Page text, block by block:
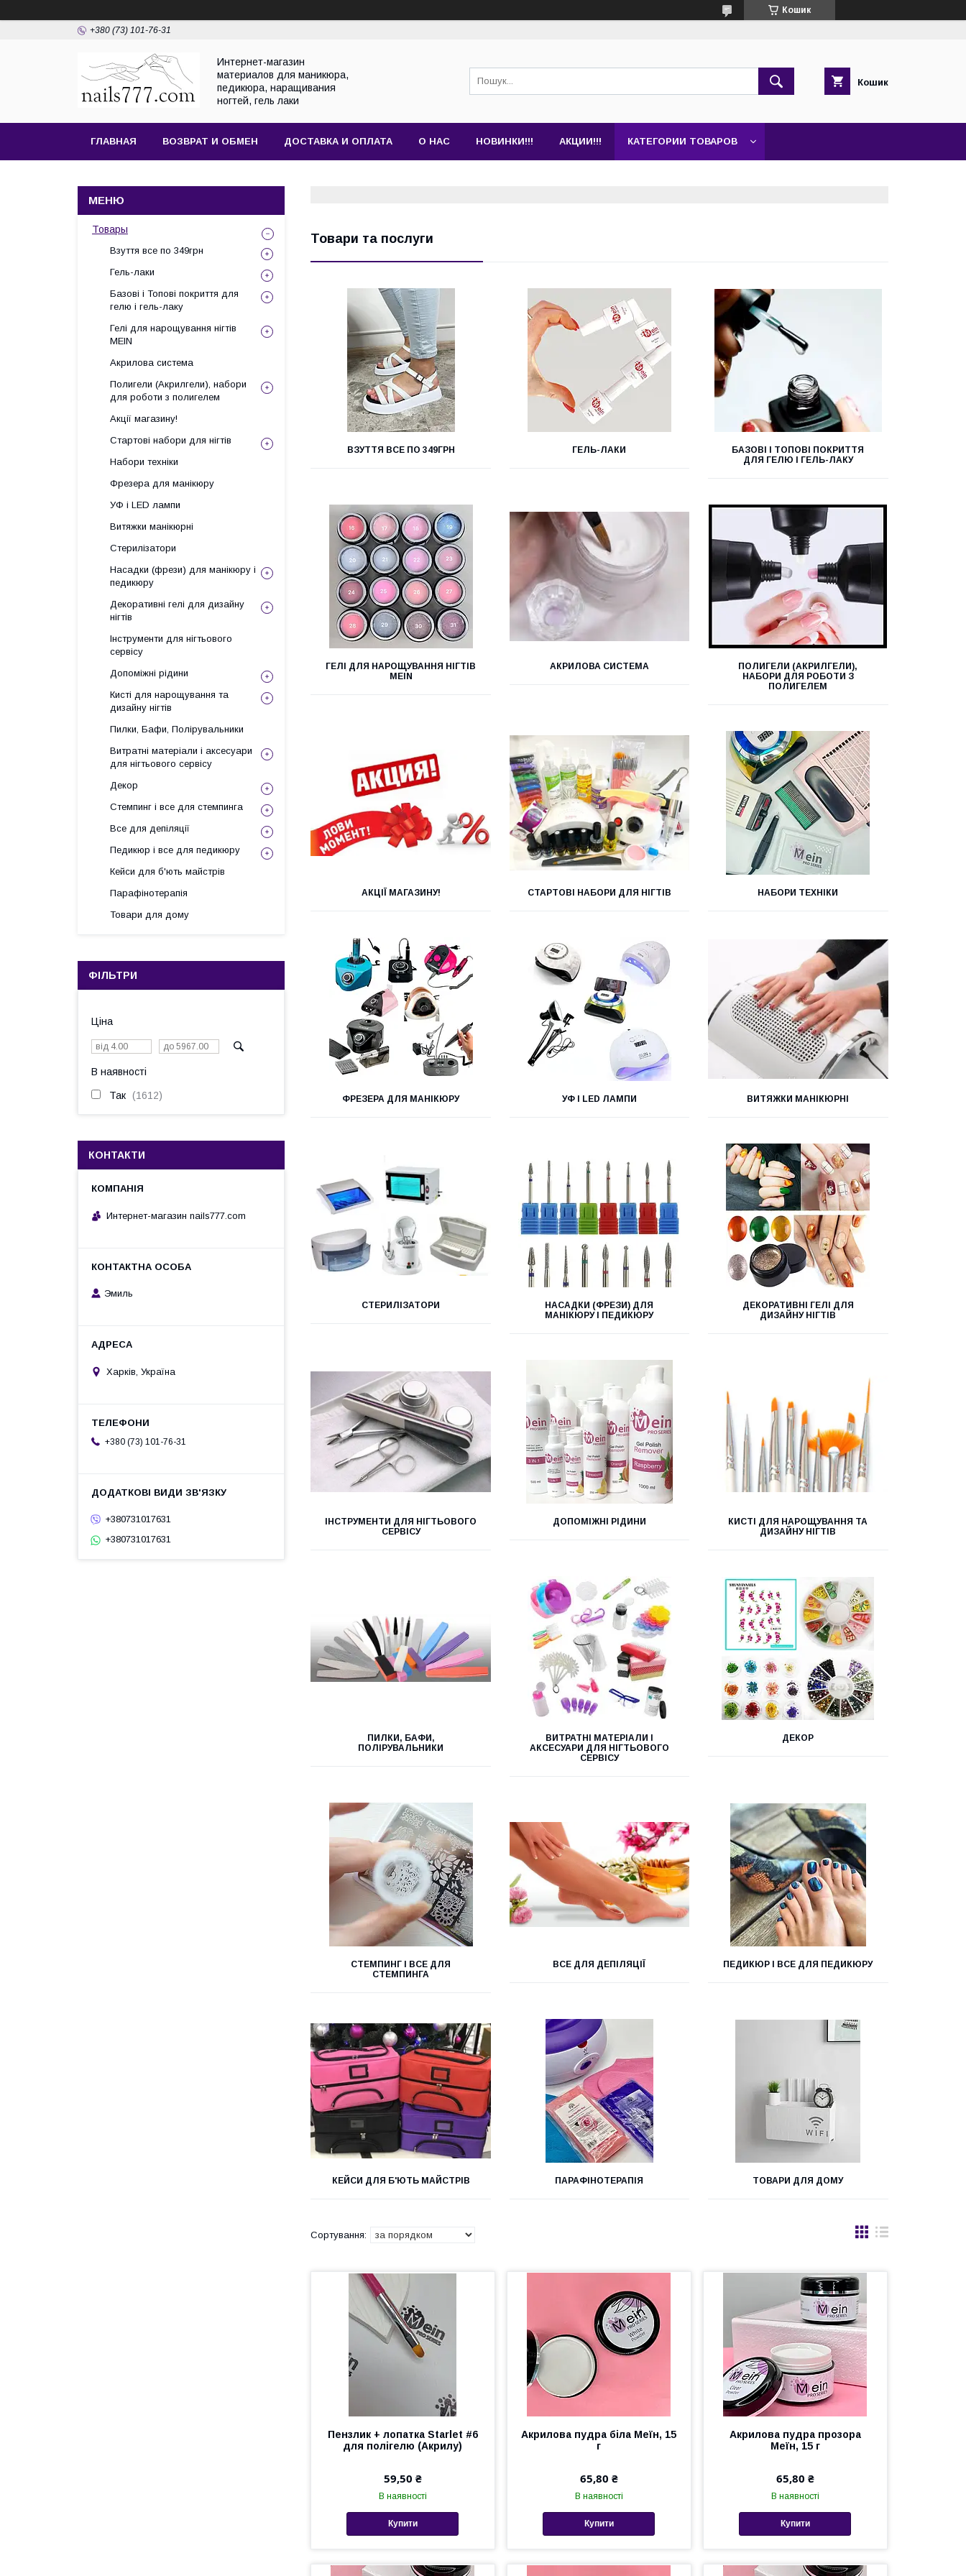
Кошик
+380 (73) 101-76-31
Интернет-магазин
материалов для маникюра,
педикюра, наращивания
ногтей, гель лаки
Кошик
ГЛАВНАЯ ВОЗВРАТ И ОБМЕН ДОСТАВКА И ОПЛАТА О НАС НОВИНКИ!!! АКЦИИ!!! КАТЕГОРИИ ТОВАРОВ
Товари та послуги
ВЗУТТЯ ВСЕ ПО 349ГРН ГЕЛЬ-ЛАКИ
БАЗОВІ І ТОПОВІ ПОКРИТТЯ
ДЛЯ ГЕЛЮ І ГЕЛЬ-ЛАКУ
ГЕЛІ ДЛЯ НАРОЩУВАННЯ НІГТІВ
MEIN
АКРИЛОВА СИСТЕМА
ПОЛИГЕЛИ (АКРИЛГЕЛИ),
НАБОРИ ДЛЯ РОБОТИ З
ПОЛИГЕЛЕМ
АКЦІЇ МАГАЗИНУ! СТАРТОВІ НАБОРИ ДЛЯ НІГТІВ НАБОРИ ТЕХНІКИ
ФРЕЗЕРА ДЛЯ МАНІКЮРУ УФ І LED ЛАМПИ ВИТЯЖКИ МАНІКЮРНІ
СТЕРИЛІЗАТОРИ
НАСАДКИ (ФРЕЗИ) ДЛЯ
МАНІКЮРУ І ПЕДИКЮРУ
ДЕКОРАТИВНІ ГЕЛІ ДЛЯ
ДИЗАЙНУ НІГТІВ
ІНСТРУМЕНТИ ДЛЯ НІГТЬОВОГО
СЕРВІСУ
ДОПОМІЖНІ РІДИНИ
КИСТІ ДЛЯ НАРОЩУВАННЯ ТА
ДИЗАЙНУ НІГТІВ
ПИЛКИ, БАФИ,
ПОЛІРУВАЛЬНИКИ
ВИТРАТНІ МАТЕРІАЛИ І
АКСЕСУАРИ ДЛЯ НІГТЬОВОГО
СЕРВІСУ
ДЕКОР
СТЕМПИНГ І ВСЕ ДЛЯ
СТЕМПИНГА
ВСЕ ДЛЯ ДЕПІЛЯЦІЇ ПЕДИКЮР І ВСЕ ДЛЯ ПЕДИКЮРУ
КЕЙСИ ДЛЯ Б'ЮТЬ МАЙСТРІВ ПАРАФІНОТЕРАПІЯ ТОВАРИ ДЛЯ ДОМУ
Пензлик + лопатка Starlet #6
для полігелю (Акрилу)
59,50 ₴
В наявності
Купити
Акрилова пудра біла Меїн, 15
г
65,80 ₴
В наявності
Купити
Акрилова пудра прозора
Меїн, 15 г
65,80 ₴
В наявності
Купити
Товары
Взуття все по 349грн
Гель-лаки
Базові і Топові покриття для
гелю і гель-лаку
Гелі для нарощування нігтів
MEIN
Акрилова система
Полигели (Акрилгели), набори
для роботи з полигелем
Акції магазину!
Стартові набори для нігтів
Набори техніки
Фрезера для манікюру
УФ і LED лампи
Витяжки манікюрні
Стерилізатори
Насадки (фрези) для манікюру і
педикюру
Декоративні гелі для дизайну
нігтів
Інструменти для нігтьового
сервісу
Допоміжні рідини
Кисті для нарощування та
дизайну нігтів
Пилки, Бафи, Полірувальники
Витратні матеріали і аксесуари
для нігтьового сервісу
Декор
Стемпинг і все для стемпинга
Все для депіляції
Педикюр і все для педикюру
Кейси для б'ють майстрів
Парафінотерапія
Товари для дому
ФІЛЬТРИ
Ціна
В наявності
Так 1612
КОНТАКТИ
Интернет-магазин nails777.com
Эмиль
Харків, Україна
+380 (73) 101-76-31
+380731017631
+380731017631